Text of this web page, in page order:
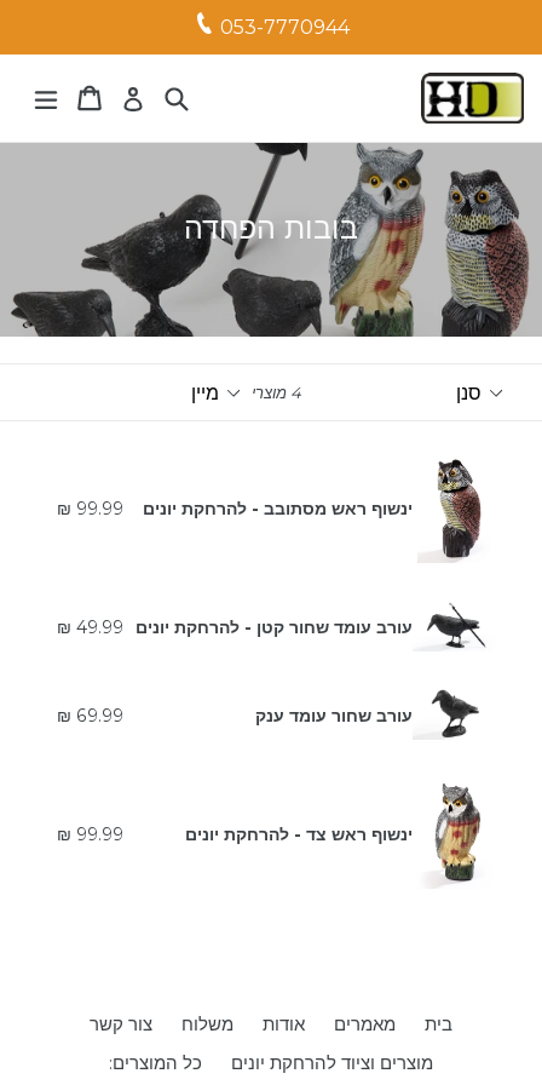
053-7770944
עגלה
עגלה
בובות הפחדה
4 מוצרים
ינשוף ראש מסתובב - להרחקת יונים
מחיר
99.99 ₪
עורב עומד שחור קטן - להרחקת יונים
מחיר
49.99 ₪
עורב שחור עומד ענק
מחיר
69.99 ₪
ינשוף ראש צד - להרחקת יונים
מחיר
99.99 ₪
בית מאמרים אודות משלוח
צור קשר
מוצרים וציוד להרחקת יונים
כל המוצרים: